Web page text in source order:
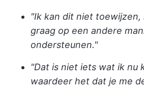
"Ik kan dit niet toewijzen,
graag op een andere
ondersteunen."
"Dat is niet iets wat ik nu
waardeer het dat je me